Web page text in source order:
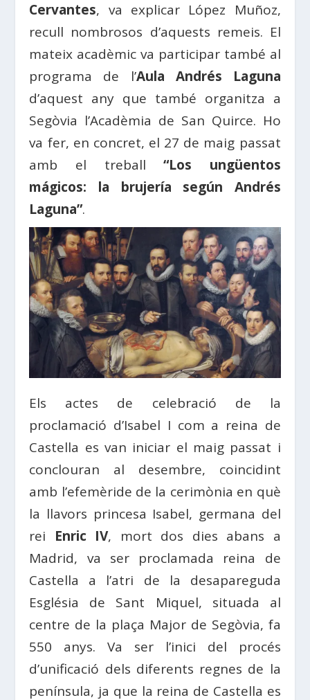
Cervantes, va explicar López Muñoz,
recull nombrosos d’aquests remeis. El
mateix acadèmic va participar també al
programa de l’Aula Andrés Laguna
d’aquest any que també organitza a
Segòvia l’Acadèmia de San Quirce. Ho
va fer, en concret, el 27 de maig passat
amb el treball“Los ungüentos
mágicos: la brujería según Andrés
Laguna”.
Els actes de celebració de la
proclamació d’Isabel I com a reina de
Castella es van iniciar el maig passat i
conclouran al desembre, coincidint
amb l’efemèride de la cerimònia en què
la llavors princesa Isabel, germana del
rei Enric IV, mort dos dies abans a
Madrid, va ser proclamada reina de
Castella a l’atri de la desapareguda
Església de Sant Miquel, situada al
centre de la plaça Major de Segòvia, fa
550 anys. Va ser l’inici del procés
d’unificació dels diferents regnes de la
península, ja que la reina de Castella es